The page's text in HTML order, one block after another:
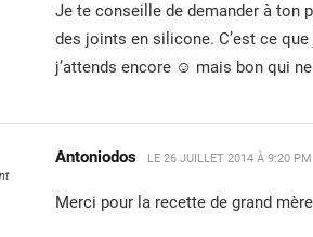
Je te conseille de demander à ton
des joints en silicone. C’est ce
j’attends encore ☺ mais bon qui ne
Antoniodos LE 26 JUILLET 2014 À 9:20 PM
Merci pour la recette de grand